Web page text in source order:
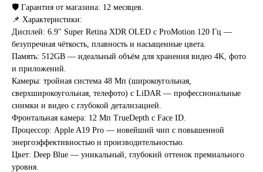
🛡️ Гарантия от магазина: 12 месяцев.
📌 Характеристики:
Дисплей: 6.9" Super Retina XDR OLED с ProMotion 120 Гц —
безупречная чёткость, плавность и насыщенные цвета.
Память: 512GB — идеальный объём для хранения видео 4K, фото
и приложений.
Камеры: тройная система 48 Мп (широкоугольная,
сверхширокоугольная, телефото) с LiDAR — профессиональные
снимки и видео с глубокой детализацией.
Фронтальная камера: 12 Мп TrueDepth с Face ID.
Процессор: Apple A19 Pro — новейший чип с повышенной
энергоэффективностью и производительностью.
Цвет: Deep Blue — уникальный, глубокий оттенок премиального
уровня.